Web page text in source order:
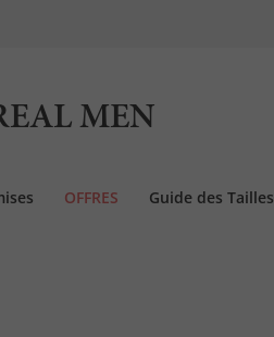
MEN
OFFRES Guide des Tailles